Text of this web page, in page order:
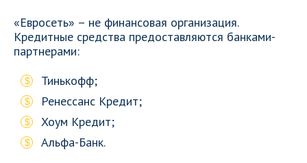
«Евросеть» – не финансовая организация.
Кредитные средства предоставляются банками-
партнерами:
Тинькофф;
Ренессанс Кредит;
Хоум Кредит;
Альфа-Банк.